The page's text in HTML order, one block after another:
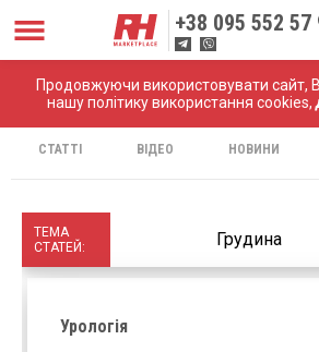
Продовжуючи використовувати сайт,
нашу політику використання cookies,
+38 095 552 57
Головна Протоколи
СТАТТІ ВІДЕО НОВИНИ
ТЕМА
СТАТЕЙ:
Грудина
Урологія